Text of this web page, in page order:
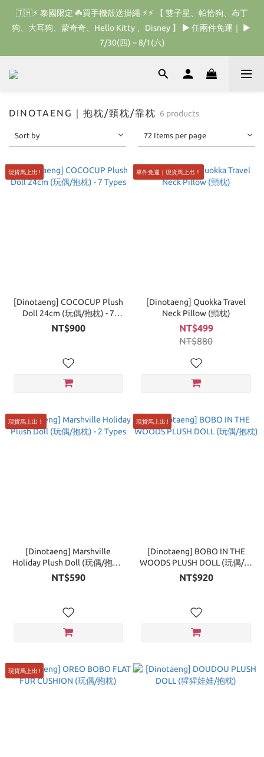
🇰🇷 𝗗𝗜𝗡𝗢𝗧𝗔𝗘𝗡𝗚 𝗛𝗢𝗠𝗘 𝗥𝗨𝗡 ｜韓國首波開賣囉 ▶ 一起參加
我們的熱血棒球冒險吧 ⚾️
🇹🇭‎⚡︎ 泰國限定 ☘️買手機殼送掛繩‎ ⚡︎⚡︎ 【 雙子星、帕恰狗、布丁
狗、大耳狗、蒙奇奇、Hello Kitty 、Disney 】 ▶ 任兩件免運｜ ▶
7/30(四) – 8/1(六)
🇰🇷 𝗗𝗜𝗡𝗢𝗧𝗔𝗘𝗡𝗚 𝗛𝗢𝗠𝗘 𝗥𝗨𝗡 ｜韓國首波開賣囉 ▶ 一起參加
DINOTAENG｜抱枕/頸枕/靠枕 6 products
Sort by 72 Items per page
現貨馬上出 !
[Dinotaeng] COCOCUP Plush
Doll 24cm (玩偶/抱枕) - 7
Types
NT$900
單件免運｜現貨馬上出！
[Dinotaeng] Quokka Travel
Neck Pillow (頸枕)
NT$499
NT$880
現貨馬上出！
[Dinotaeng] Marshville
Holiday Plush Doll (玩偶/抱枕)
- 2 Types
NT$590
現貨馬上出 !
[Dinotaeng] BOBO IN THE
WOODS PLUSH DOLL (玩偶/抱
枕)
NT$920
現貨馬上出 !